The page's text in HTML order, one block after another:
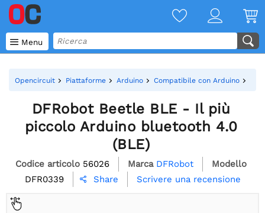
 Menu
Opencircuit Piattaforme Arduino Compatibile con Arduino
DFRobot Beetle BLE - Il più
piccolo Arduino bluetooth 4.0
(BLE)
Codice articolo 56026 Marca DFRobot
Modello
DFR0339
 Share Scrivere una recensione